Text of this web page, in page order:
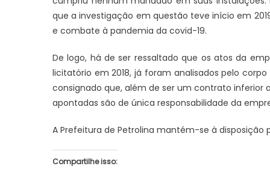
que a investigação em questão teve início em
e combate à pandemia da covid-19.
De logo, há de ser ressaltado que os atos da
licitatório em 2018, já foram analisados pelo
consignado que, além de ser um contrato inferior
apontadas são de única responsabilidade da
A Prefeitura de Petrolina mantém-se à
Compartilhe isso: